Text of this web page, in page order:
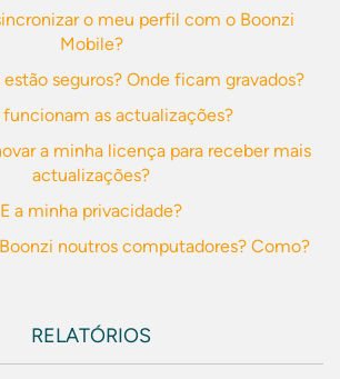
o meu perfil com o Boonzi
Mobile?
seguros? Onde ficam gravados?
as actualizações?
a minha licença para receber mais
actualizações?
E a minha privacidade?
noutros computadores? Como?
RELATÓRIOS